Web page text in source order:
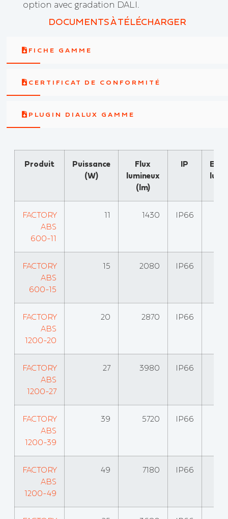
option avec gradation DALI.
DOCUMENTS À TÉLÉCHARGER
FICHE GAMME
CERTIFICAT DE CONFORMITÉ
PLUGIN DIALUX GAMME
Produit
Puissance
(W)
Flux
lumineux
(lm)
IP
FACTORY
ABS
600-11
11 1430 IP66
FACTORY
ABS
600-15
15 2080 IP66
FACTORY
ABS
1200-20
20 2870 IP66
FACTORY
ABS
1200-27
27 3980 IP66
FACTORY
ABS
1200-39
39 5720 IP66
FACTORY
ABS
1200-49
49 7180 IP66